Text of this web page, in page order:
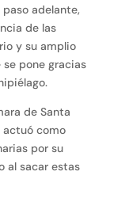
adelante,
de las
y su amplio
pone gracias
de Santa
actuó como
por su
al sacar estas